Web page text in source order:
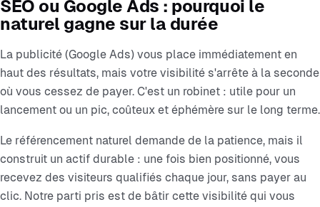
SEO ou Google Ads : pourquoi le
naturel gagne sur la durée
La publicité (Google Ads) vous place immédiatement en
haut des résultats, mais votre visibilité s'arrête à la seconde
où vous cessez de payer. C'est un robinet : utile pour un
lancement ou un pic, coûteux et éphémère sur le long terme.
Le référencement naturel demande de la patience, mais il
construit un actif durable : une fois bien positionné, vous
recevez des visiteurs qualifiés chaque jour, sans payer au
clic. Notre parti pris est de bâtir cette visibilité qui vous